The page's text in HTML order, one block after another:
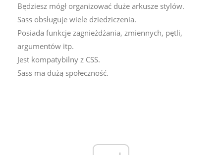
Będziesz mógł organizować duże arkusze stylów.
Sass obsługuje wiele dziedziczenia.
Posiada funkcje zagnieżdżania, zmiennych, pętli,
argumentów itp.
Jest kompatybilny z CSS.
Sass ma dużą społeczność.